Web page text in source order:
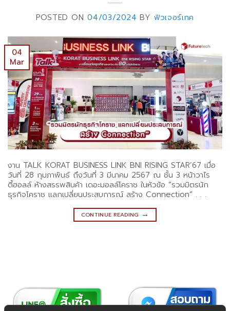
POSTED ON04/03/2024 BYฟิวเจอร์เทค
04
Mar
งาน TALK KORAT BUSINESS LINK BNI RISING STAR’67 เมื่อ
วันที่ 28 กุมภาพันธ์ ถึงวันที่ 3 มีนาคม 2567 ณ ชั้น 3 หน้าวาไร
ตี้ฮอลล์ ห้างสรรพสินค้า เดอะมอลล์โคราช ในหัวข้อ “รวมมิตรนัก
ธุรกิจโคราช แลกเปลี่ยนประสบการณ์ สร้าง Connection” . . .
CONTINUE READING →